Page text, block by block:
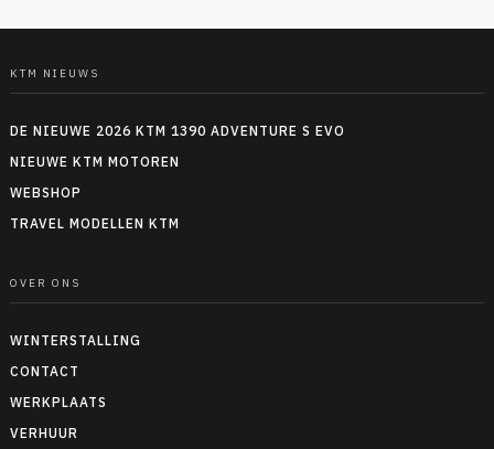
KTM NIEUWS
DE NIEUWE 2026 KTM 1390 ADVENTURE S EVO
NIEUWE KTM MOTOREN
WEBSHOP
TRAVEL MODELLEN KTM
OVER ONS
WINTERSTALLING
CONTACT
WERKPLAATS
VERHUUR